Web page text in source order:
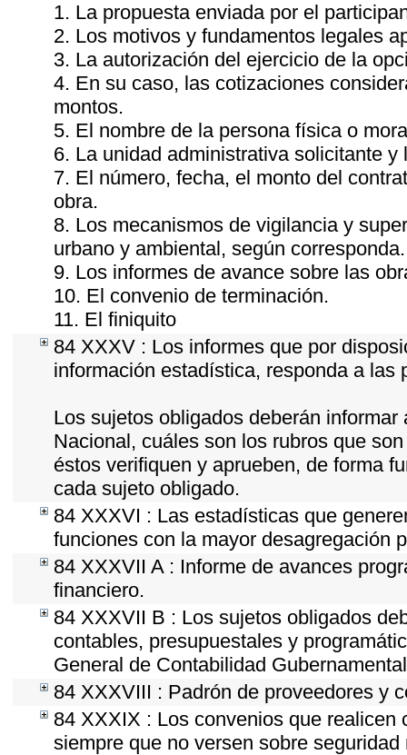
1. La propuesta enviada por el
2. Los motivos y fundamentos legales
3. La autorización del ejercicio de la
4. En su caso, las cotizaciones
montos.
5. El nombre de la persona física o
6. La unidad administrativa solicitante
7. El número, fecha, el monto del
obra.
8. Los mecanismos de vigilancia y
urbano y ambiental, según corresponda.
9. Los informes de avance sobre las
10. El convenio de terminación.
11. El finiquito
84 XXXV : Los informes que por
información estadística, responda a
Los sujetos obligados deberán
Nacional, cuáles son los rubros que
éstos verifiquen y aprueben, de forma
cada sujeto obligado.
84 XXXVI : Las estadísticas que
funciones con la mayor desagregación
84 XXXVII A : Informe de avances
financiero.
84 XXXVII B : Los sujetos obligados
contables, presupuestales y
General de Contabilidad
84 XXXVIII : Padrón de proveedores y
84 XXXIX : Los convenios que
siempre que no versen sobre